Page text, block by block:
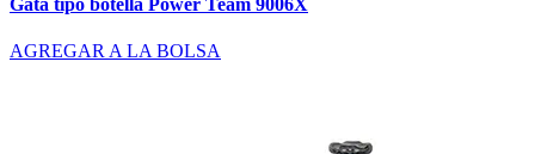
AGREGAR A LA BOLSA